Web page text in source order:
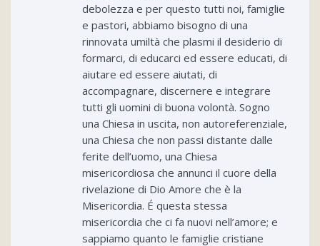
debolezza e per questo tutti noi, famiglie
e pastori, abbiamo bisogno di una
rinnovata umiltà che plasmi il desiderio di
formarci, di educarci ed essere educati, di
aiutare ed essere aiutati, di
accompagnare, discernere e integrare
tutti gli uomini di buona volontà. Sogno
una Chiesa in uscita, non autoreferenziale,
una Chiesa che non passi distante dalle
ferite dell’uomo, una Chiesa
misericordiosa che annunci il cuore della
rivelazione di Dio Amore che è la
Misericordia. É questa stessa
misericordia che ci fa nuovi nell’amore; e
sappiamo quanto le famiglie cristiane